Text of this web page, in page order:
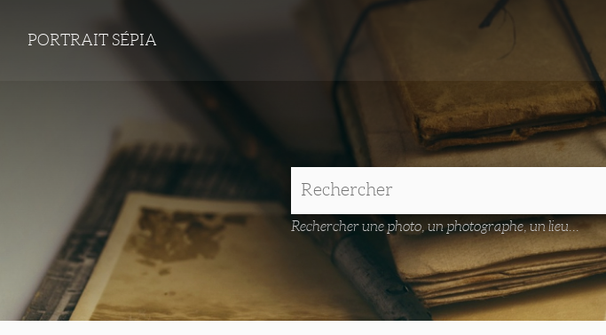
PORTRAIT SÉPIA
Rechercher une photo, un photographe, un lieu...